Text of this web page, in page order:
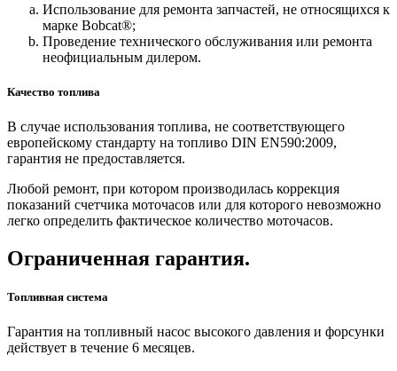
Использование для ремонта запчастей, не относящихся к
марке Bobcat®;
Проведение технического обслуживания или ремонта
неофициальным дилером.
Качество топлива
В случае использования топлива, не соответствующего
европейскому стандарту на топливо DIN EN590:2009,
гарантия не предоставляется.
Любой ремонт, при котором производилась коррекция
показаний счетчика моточасов или для которого невозможно
легко определить фактическое количество моточасов.
Ограниченная гарантия.
Топливная система
Гарантия на топливный насос высокого давления и форсунки
действует в течение 6 месяцев.